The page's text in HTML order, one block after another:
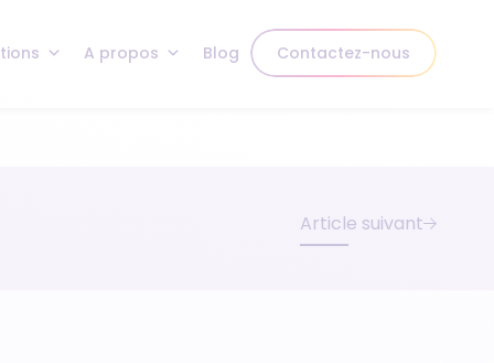
A propos Blog Contactez-nous
Article suivant